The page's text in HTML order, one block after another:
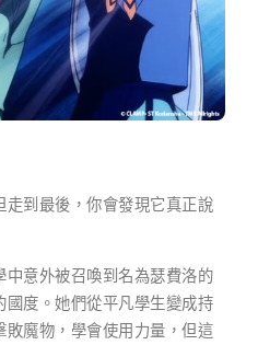
到最後，你會發現它真正說
意外被召喚到名為瑟費洛的
度。她們從平凡學生變成持
魔物，學會使用力量，但這